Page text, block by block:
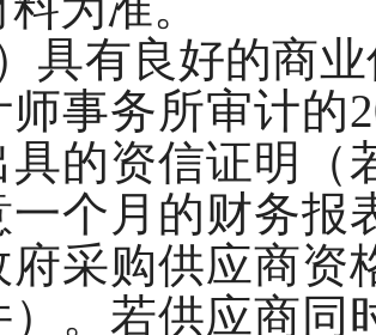
具有良好的商
师事务所审计的
具的资信证明（
一个月的财务报
府采购供应商资
）。若供应商同